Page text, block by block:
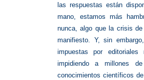
las respuestas están
mano, estamos más
nunca, algo que la crisis
manifiesto. Y, sin
impuestas por editoriales
impidiendo a millones
conocimientos científicos